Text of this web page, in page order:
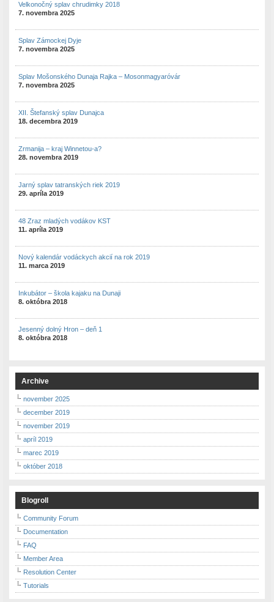
Velkonočný splav chrudimky 2018
7. novembra 2025
Splav Zámockej Dyje
7. novembra 2025
Splav Mošonského Dunaja Rajka – Mosonmagyaróvár
7. novembra 2025
XII. Štefanský splav Dunajca
18. decembra 2019
Zrmanija – kraj Winnetou-a?
28. novembra 2019
Jarný splav tatranských riek 2019
29. apríla 2019
48 Zraz mladých vodákov KST
11. apríla 2019
Nový kalendár vodáckych akcií na rok 2019
11. marca 2019
Inkubátor – škola kajaku na Dunaji
8. októbra 2018
Jesenný dolný Hron – deň 1
8. októbra 2018
Archive
november 2025
december 2019
november 2019
apríl 2019
marec 2019
október 2018
Blogroll
Community Forum
Documentation
FAQ
Member Area
Resolution Center
Tutorials